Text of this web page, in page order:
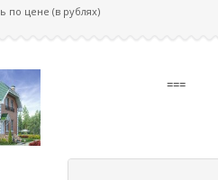
по цене (в рублях)
===